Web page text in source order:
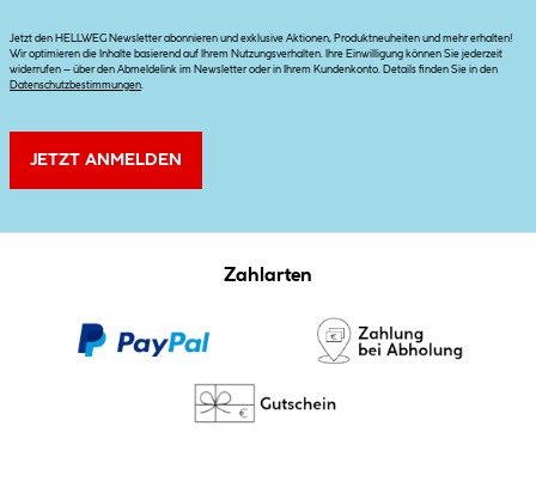
Jetzt den HELLWEG Newsletter abonnieren und exklusive Aktionen, Produktneuheiten und mehr erhalten!
Wir optimieren die Inhalte basierend auf Ihrem Nutzungsverhalten. Ihre Einwilligung können Sie jederzeit
widerrufen – über den Abmeldelink im Newsletter oder in Ihrem Kundenkonto. Details finden Sie in den
Datenschutzbestimmungen.
JETZT ANMELDEN
Zahlarten